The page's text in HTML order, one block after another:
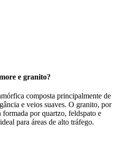
e granito?
composta principalmente de
e veios suaves. O granito, por
por quartzo, feldspato e
para áreas de alto tráfego.